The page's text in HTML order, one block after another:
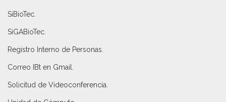
SiBioTec
SiGABioTec.
Registro Interno de Personas
Correo IBt en Gmail
Solicitud de Videoconferencia.